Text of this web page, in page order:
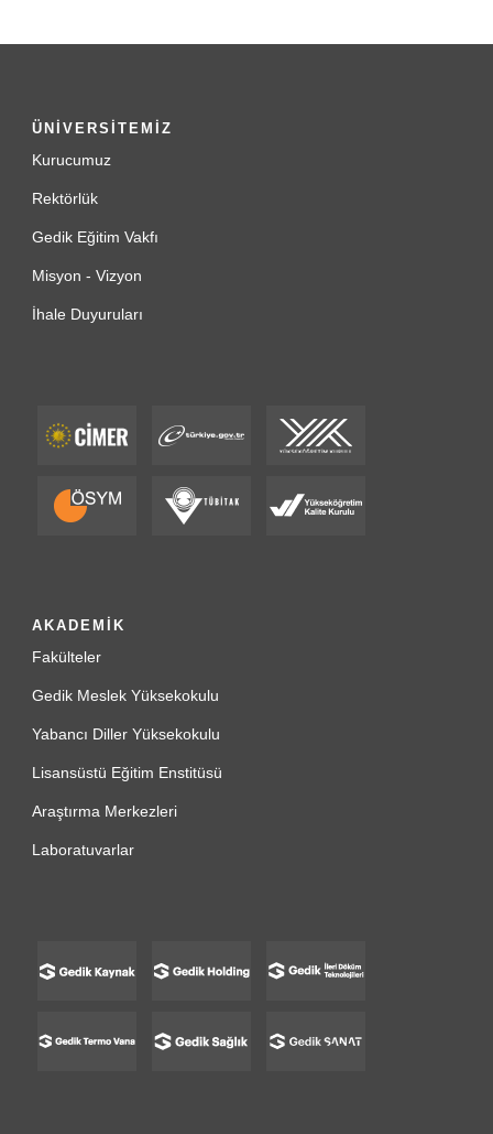
ÜNİVERSİTEMİZ
Kurucumuz
Rektörlük
Gedik Eğitim Vakfı
Misyon - Vizyon
İhale Duyuruları
AKADEMİK
Fakülteler
Gedik Meslek Yüksekokulu
Yabancı Diller Yüksekokulu
Lisansüstü Eğitim Enstitüsü
Araştırma Merkezleri
Laboratuvarlar